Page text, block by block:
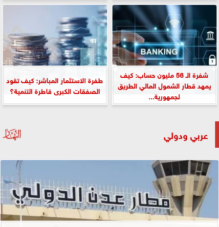
شفرة الـ 56 مليون حساب: كيف
يمهد قطار الشمول المالي الطريق
لجمهورية...
طفرة الاستثمار المباشر: كيف تقود
الصفقات الكبرى قاطرة التنمية؟
عربي ودولي